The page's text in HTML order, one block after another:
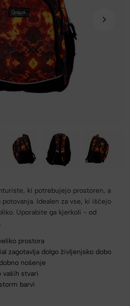
ki potrebujejo prostoren, a
Idealen za vse, ki iščejo
Uporabite ga kjerkoli - od
prostora
zagotavlja dolgo življenjsko dobo
nošenje
vaših stvari
barvi